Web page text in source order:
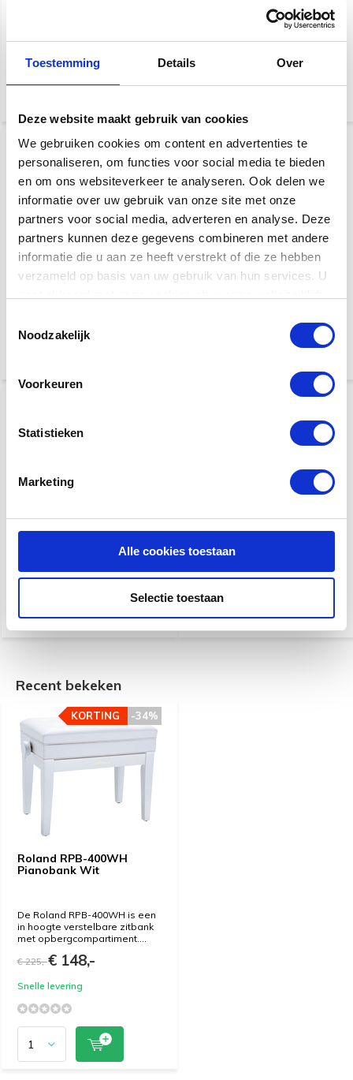
Toestemming Details Over
Deze website maakt gebruik van cookies
We gebruiken cookies om content en advertenties te
personaliseren, om functies voor social media te bieden
en om ons websiteverkeer te analyseren. Ook delen we
informatie over uw gebruik van onze site met onze
partners voor social media, adverteren en analyse. Deze
partners kunnen deze gegevens combineren met andere
informatie die u aan ze heeft verstrekt of die ze hebben
verzameld op basis van uw gebruik van hun services. U
Noodzakelijk
Voorkeuren
Statistieken
Marketing
Alle cookies toestaan
Selectie toestaan
€ 249,-
Roland RPB-D400PE
Dubbele Pianobank
Roland RPB-D400RW
Dubbele Pianobank
Rosewood
€ 330,-€ 219,-
Roland RPB-D300RW
Dubbele Pianobank
Rosewood
Roland RPB-D300BK
Roland RPB-D100RW
Rosewood
Recent bekeken
Roland RPB-400WH
Pianobank Wit
-34%
KORTING
De Roland RPB-400WH is een
in hoogte verstelbare zitbank
met opbergcompartiment....
€ 225,-€ 148,-
Snelle levering